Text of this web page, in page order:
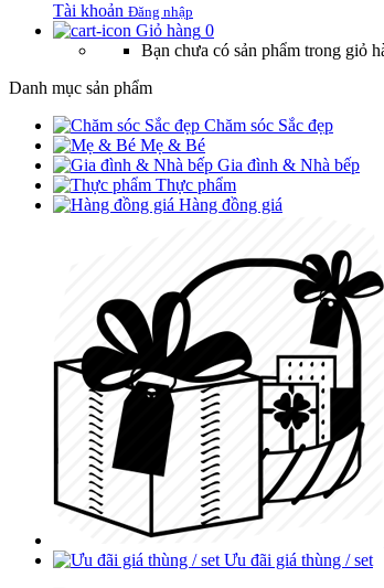
Tài khoản Đăng nhập
Giỏ hàng 0
Bạn chưa có sản phẩm trong giỏ
Danh mục sản phẩm
Chăm sóc Sắc đẹp
Mẹ & Bé
Gia đình & Nhà bếp
Thực phẩm
Hàng đồng giá
Ưu đãi giá thùng / set